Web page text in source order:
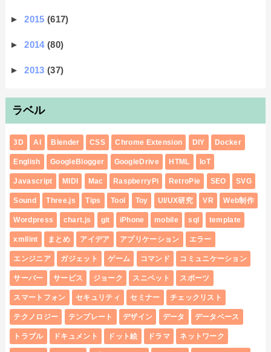
►2015(617)
►2014(80)
►2013(37)
ラベル
3D AI Blender CSS Chrome Extension DIY Docker
English GoogleBlogger GoogleDrive HTML IoT
Javascript MIDI Mac RaspberryPi RetroPie SEO SVG
Sound Three.js Tips Tool Toy UI/UX研究 VR Web制作
Wordpress chart.js git iPhone mobile sql template
xmllint まとめ アイデア アプリケーション エラー
エンジニア ガジェット ゲーム コマンド コミュニケーション
サーバー サービス ジョーク スニペット スポーツ
スマートフォン セキュリティ セミナー チェックリスト
テクノロジー テンプレート デザイン データ データベース
トラブル ドキュメント ドット絵 ドラマ ネットワーク